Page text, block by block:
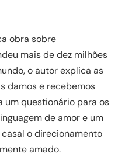
obra sobre
mais de dez milhões
o autor explica as
damos e recebemos
um questionário para os
de amor e um
o direcionamento
amado.